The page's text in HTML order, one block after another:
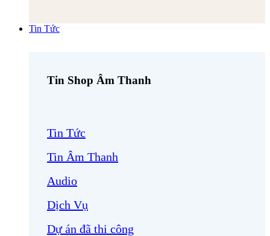
Tin Tức
Tin Shop Âm Thanh
Tin Tức
Tin Âm Thanh
Audio
Dịch Vụ
Dự án đã thi công